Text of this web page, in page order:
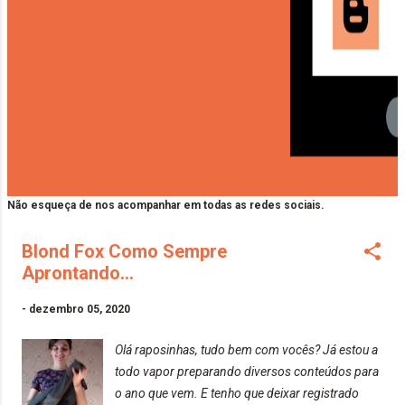
Não esqueça de nos acompanhar em todas as redes sociais.
Blond Fox Como Sempre
Aprontando...
- dezembro 05, 2020
Olá raposinhas, tudo bem com vocês? Já estou a
todo vapor preparando diversos conteúdos para
o ano que vem. E tenho que deixar registrado